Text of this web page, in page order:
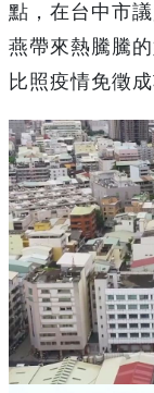
點，在台中市
燕帶來熱騰騰
比照疫情免徵成